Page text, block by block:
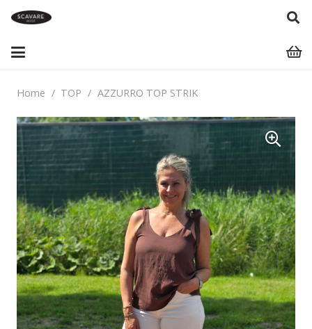
Home / TOP / AZZURRO TOP STRIK